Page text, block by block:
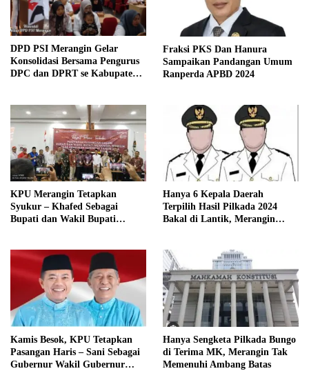
DPD PSI Merangin Gelar
Konsolidasi Bersama Pengurus
DPC dan DPRT se Kabupaten
Fraksi PKS Dan Hanura
Sampaikan Pandangan Umum
Ranperda APBD 2024
KPU Merangin Tetapkan
Syukur – Khafed Sebagai
Bupati dan Wakil Bupati
Hanya 6 Kepala Daerah
Terpilih Hasil Pilkada 2024
Bakal di Lantik, Merangin
Kamis Besok, KPU Tetapkan
Pasangan Haris – Sani Sebagai
Gubernur Wakil Gubernur
Hanya Sengketa Pilkada Bungo
di Terima MK, Merangin Tak
Memenuhi Ambang Batas